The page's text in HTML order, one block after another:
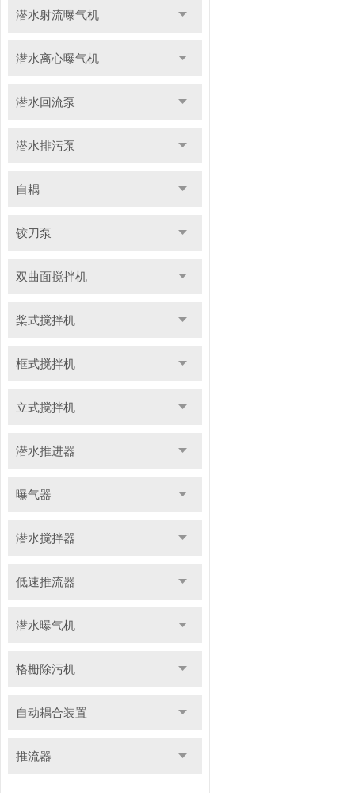
潜水射流曝气机
潜水离心曝气机
潜水回流泵
潜水排污泵
自耦
铰刀泵
双曲面搅拌机
桨式搅拌机
框式搅拌机
立式搅拌机
潜水推进器
曝气器
潜水搅拌器
低速推流器
潜水曝气机
格栅除污机
自动耦合装置
推流器